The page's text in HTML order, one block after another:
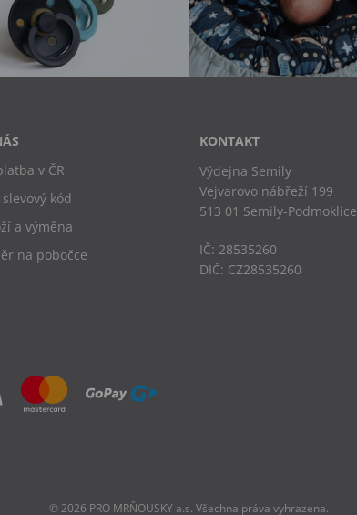
v ČR
kód
a výměna
na pobočce
KONTAKT
Výdejna Semily
Vejvarovo nábřeží 199
513 01 Semily-Podmoklice
IČ: 28535260
DIČ: CZ28535260
© 2026 PRO MRŇOUSKY a.s. Všechna práva vyhrazena.